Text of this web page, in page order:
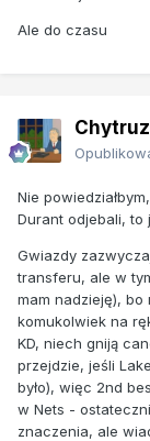
Ale do czasu
Chytruz
Nie
Durant odjebali, to
Gwiazdy
transferu, ale w
mam nadzieję),
komukolwiek na
KD, niech gniją
przejdzie, jeśli
było), więc 2nd
w Nets -
znaczenia, ale